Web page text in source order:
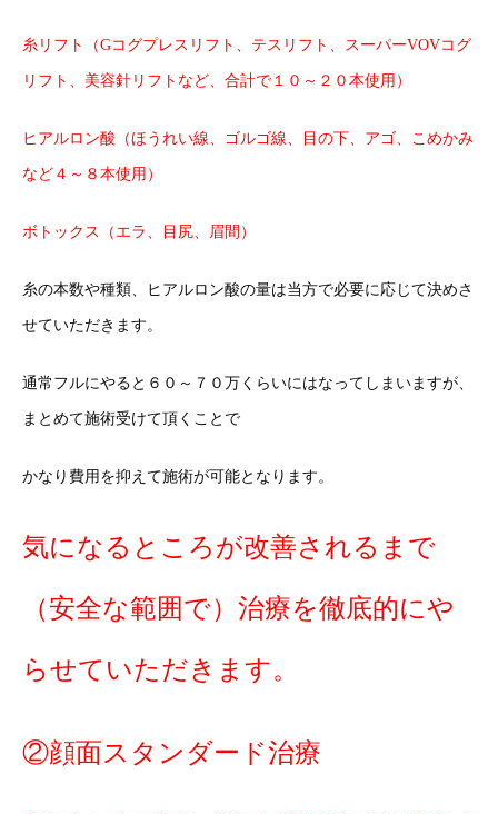
糸リフト（Gコグプレスリフト、テスリフト、スーパーVOVコグ
リフト、美容針リフトなど、合計で１０～２０本使用）
ヒアルロン酸（ほうれい線、ゴルゴ線、目の下、アゴ、こめかみ
など４～８本使用）
ボトックス（エラ、目尻、眉間）
糸の本数や種類、ヒアルロン酸の量は当方で必要に応じて決めさ
せていただきます。
通常フルにやると６０～７０万くらいにはなってしまいますが、
まとめて施術受けて頂くことで
かなり費用を抑えて施術が可能となります。
気になるところが改善されるまで
（安全な範囲で）治療を徹底的にや
らせていただきます。
②顔面スタンダード治療